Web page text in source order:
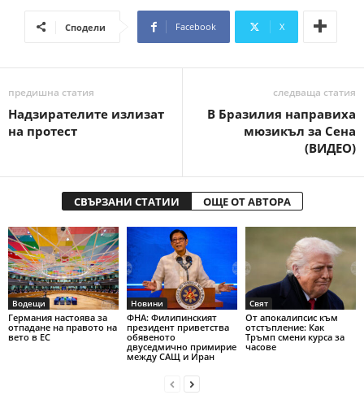
Сподели Facebook X
предишна статия
Надзирателите излизат
на протест
следваща статия
В Бразилия направиха
мюзикъл за Сена
(ВИДЕО)
СВЪРЗАНИ СТАТИИ ОЩЕ ОТ АВТОРА
Водещи
Германия настоява за
отпадане на правото на
вето в ЕС
Новини
ФНА: Филипинският
президент приветства
обявеното
двуседмично примирие
между САЩ и Иран
Свят
От апокалипсис към
отстъпление: Как
Тръмп смени курса за
часове